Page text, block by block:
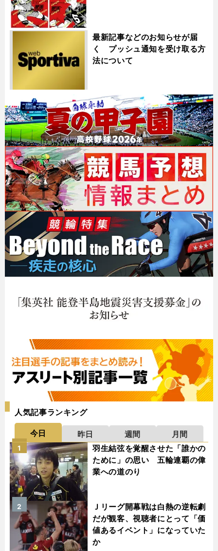
最新記事などのお知らせが届
く プッシュ通知を受け取る方
法について
人気記事ランキング
今日 昨日 週間
月間
羽生結弦を覚醒させた「誰かの
ために」の思い 五輪連覇の偉
業への道のり
1
Ｊリーグ開幕戦は白熱の逆転劇
だが観客、視聴者にとって「価
値あるイベント」になっていた
か
2